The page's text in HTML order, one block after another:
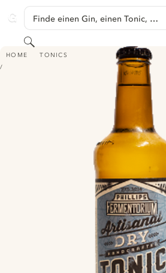
GINVENTORY
Finde einen Gin, einen Tonic, …
Suchen
HOME TONICS
PHILLIPS FERMENTORIUM ARTISANAL DRY